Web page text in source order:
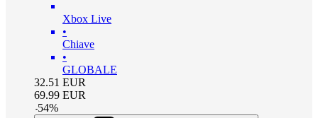
Xbox Live
•
Chiave
•
GLOBALE
32.51 EUR
69.99 EUR
-54%